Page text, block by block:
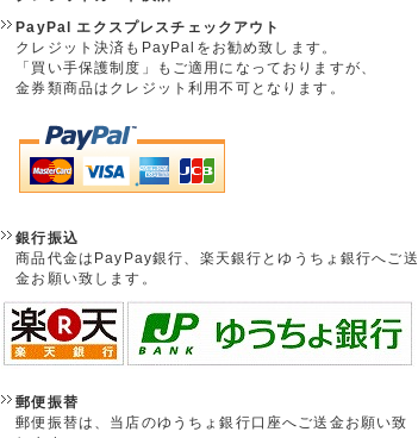
PayPal エクスプレスチェックアウト
クレジット決済もPayPalをお勧め致します。
「買い手保護制度」もご適用になっておりますが、
金券類商品はクレジット利用不可となります。
銀行振込
商品代金はPayPay銀行、楽天銀行とゆうちょ銀行へご送
金お願い致します。
郵便振替
郵便振替は、当店のゆうちょ銀行口座へご送金お願い致